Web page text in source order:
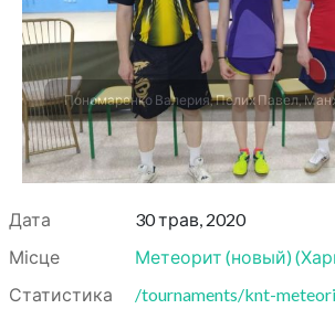
Пономаренко Валерия, Пелих Павел,
Дата
30 трав, 2020
Місце
Метеорит (новый)(
Статистика
/tournaments/knt-